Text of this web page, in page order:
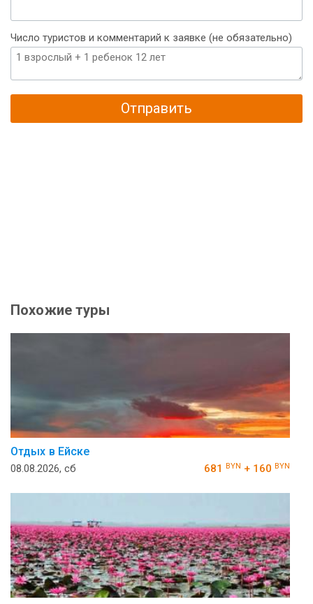
Число туристов и комментарий к заявке (не обязательно)
Отправить
Похожие туры
Отдых в Ейске
08.08.2026, сб 681 BYN + 160 BYN